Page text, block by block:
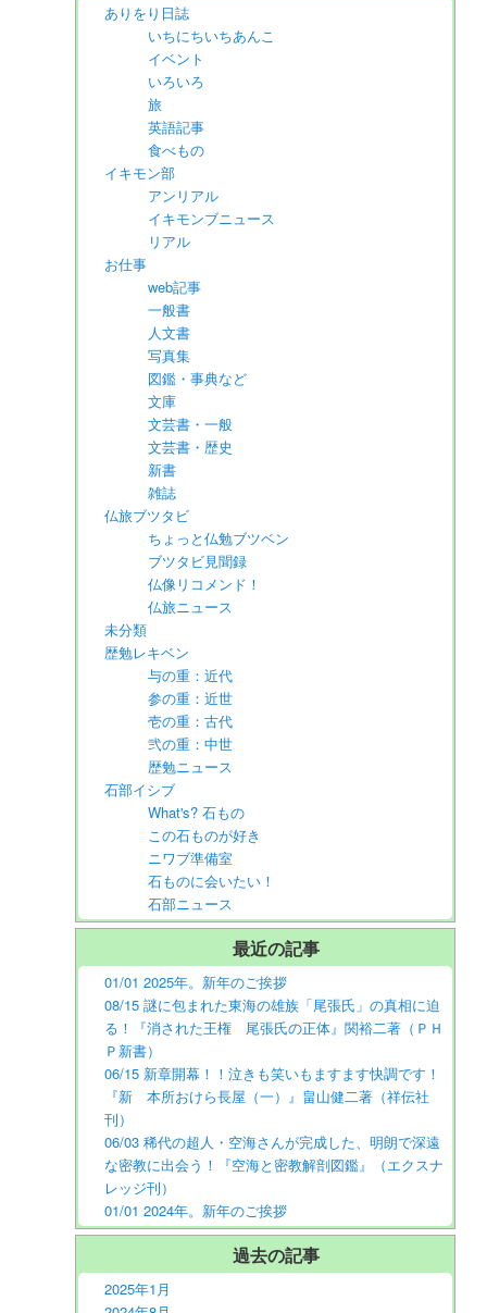
ありをり日誌
いちにちいちあんこ
イベント
いろいろ
旅
英語記事
食べもの
イキモン部
アンリアル
イキモンブニュース
リアル
お仕事
web記事
一般書
人文書
写真集
図鑑・事典など
文庫
文芸書・一般
文芸書・歴史
新書
雑誌
仏旅ブツタビ
ちょっと仏勉ブツベン
ブツタビ見聞録
仏像リコメンド！
仏旅ニュース
未分類
歴勉レキベン
与の重：近代
参の重：近世
壱の重：古代
弐の重：中世
歴勉ニュース
石部イシブ
What's? 石もの
この石ものが好き
ニワブ準備室
石ものに会いたい！
石部ニュース
最近の記事
01/01 2025年。新年のご挨拶
08/15 謎に包まれた東海の雄族「尾張氏」の真相に迫
る！『消された王権 尾張氏の正体』関裕二著（ＰＨ
Ｐ新書）
06/15 新章開幕！！泣きも笑いもますます快調です！
『新 本所おけら長屋（一）』畠山健二著（祥伝社
刊）
06/03 稀代の超人・空海さんが完成した、明朗で深遠
な密教に出会う！『空海と密教解剖図鑑』（エクスナ
レッジ刊）
01/01 2024年。新年のご挨拶
過去の記事
2025年1月